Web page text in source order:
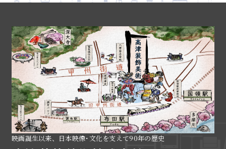
映画誕生以来、日本映像･文化を支えて90年の歴史